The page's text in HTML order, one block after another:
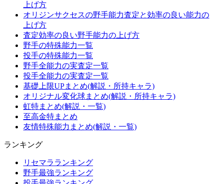
上げ方
オリジンサクセスの野手能力査定と効率の良い能力の
上げ方
査定効率の良い野手能力の上げ方
野手の特殊能力一覧
投手の特殊能力一覧
野手全能力の実査定一覧
投手全能力の実査定一覧
基礎上限UPまとめ(解説・所持キャラ)
オリジナル変化球まとめ(解説・所持キャラ)
虹特まとめ(解説・一覧)
至高金特まとめ
友情特殊能力まとめ(解説・一覧)
ランキング
リセマラランキング
野手最強ランキング